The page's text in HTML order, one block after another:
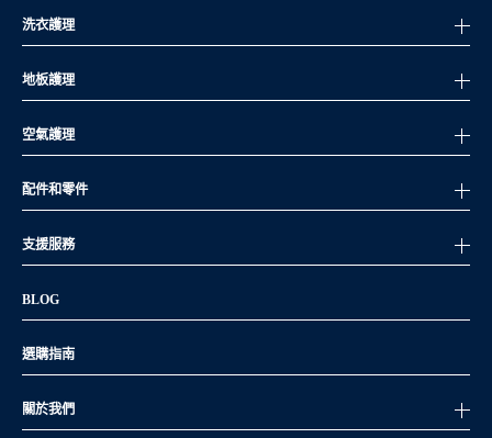
洗衣護理
地板護理
空氣護理
配件和零件
支援服務
BLOG
選購指南
關於我們